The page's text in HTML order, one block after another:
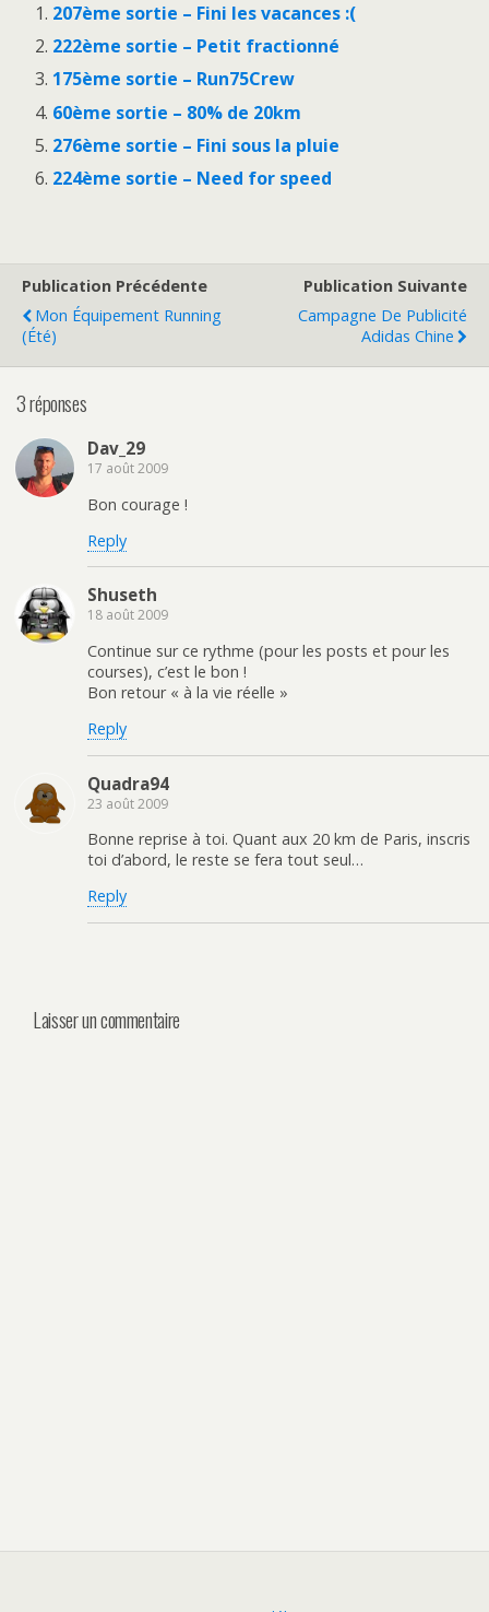
207ème sortie – Fini les vacances :(
222ème sortie – Petit fractionné
175ème sortie – Run75Crew
60ème sortie – 80% de 20km
276ème sortie – Fini sous la pluie
224ème sortie – Need for speed
Publication Précédente
Mon Équipement Running
(été)
Publication Suivante
Campagne De Publicité
Adidas Chine
3 réponses
Dav_29
17 août 2009
Bon courage !
Reply
Shuseth
18 août 2009
Continue sur ce rythme (pour les posts et pour les
courses), c’est le bon !
Bon retour « à la vie réelle »
Reply
Quadra94
23 août 2009
Bonne reprise à toi. Quant aux 20 km de Paris, inscris
toi d’abord, le reste se fera tout seul…
Reply
Laisser un commentaire